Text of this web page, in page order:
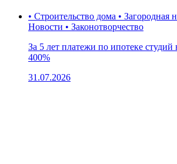
• Строительство дома • Загородная
Новости • Законотворчество
За 5 лет платежи по ипотеке
400%
31.07.2026